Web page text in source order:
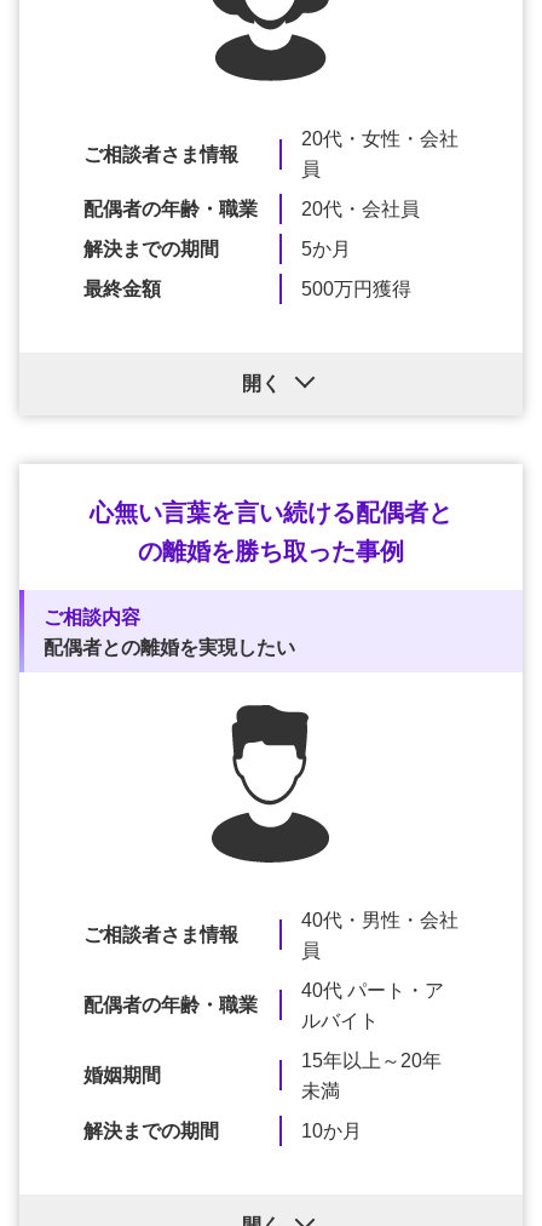
ご相談者さま情報
20代・女性・会社
員
配偶者の年齢・職業
20代・会社員
解決までの期間
5か月
最終金額
500万円獲得
開く
心無い言葉を言い続ける配偶者と
の離婚を勝ち取った事例
ご相談内容
配偶者との離婚を実現したい
ご相談者さま情報
40代・男性・会社
員
配偶者の年齢・職業
40代 パート・ア
ルバイト
婚姻期間
15年以上～20年
未満
解決までの期間
10か月